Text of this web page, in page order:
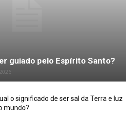
guiado pelo Espírito Santo?
o significado de ser sal da Terra e luz
mundo?